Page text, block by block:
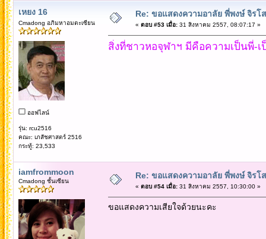
เหยง 16
Cmadong อภิมหาอมตะเซียน
ออฟไลน์
รุ่น: rcu2516
คณะ: เภสัชศาสตร์ 2516
กระทู้: 23,533
Re: ขอแสดงความอาลัย พี่พงษ์ จิร
« ตอบ #53 เมื่อ:31 สิงหาคม 2557, 08:07:17 »
สิ่งที่ชาวหอจุฬาฯ มีคือความเป็นพี่-
iamfrommoon
Cmadong ชั้นเซียน
Re: ขอแสดงความอาลัย พี่พงษ์ จิร
« ตอบ #54 เมื่อ:31 สิงหาคม 2557, 10:30:00 »
ขอแสดงความเสียใจด้วยนะคะ